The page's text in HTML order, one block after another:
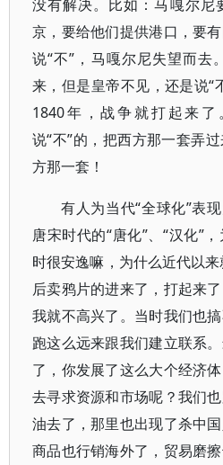
没有解决。比如：马嘎尔尼
京，要给他们提供港口，要
说“不”，马嘎尔尼失望而去
来，但是皇帝不见，还是说“
1840年，战争就打起来
说“不”的，把西方那一套弄
方那一套！
有人为当代“全球化”表
唐宋时代的“唐化”、“汉化”
时很安逸嘛，为什么近代以
后卖鸦片的进来了，打起来
我就不高兴了。当时我们也
跑这么远来跟我们建立联系
了，你发展了这么大个经济
去寻求资源和市场呢？我们
油去了，那里也出现了杀中
商品也行销海外了，贸易磨